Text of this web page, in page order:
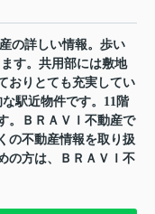
の詳しい情報。歩い
す。共用部には敷地
おりとても充実してい
駅近物件です。11階
。ＢＲＡＶＩ不動産で
の不動産情報を取り扱
の方は、ＢＲＡＶＩ不